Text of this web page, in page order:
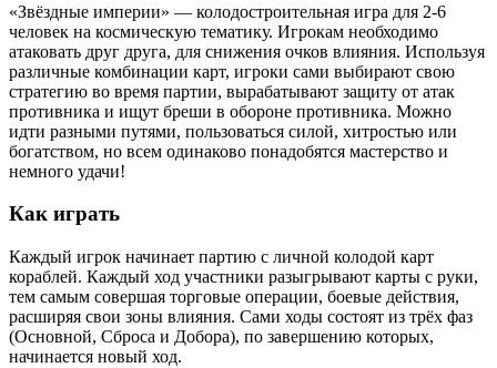
«Звёздные империи» — колодостроительная игра для 2-6
человек на космическую тематику. Игрокам необходимо
атаковать друг друга, для снижения очков влияния. Используя
различные комбинации карт, игроки сами выбирают свою
стратегию во время партии, вырабатывают защиту от атак
противника и ищут бреши в обороне противника. Можно
идти разными путями, пользоваться силой, хитростью или
богатством, но всем одинаково понадобятся мастерство и
немного удачи!
Как играть
Каждый игрок начинает партию с личной колодой карт
кораблей. Каждый ход участники разыгрывают карты с руки,
тем самым совершая торговые операции, боевые действия,
расширяя свои зоны влияния. Сами ходы состоят из трёх фаз
(Основной, Сброса и Добора), по завершению которых,
начинается новый ход.